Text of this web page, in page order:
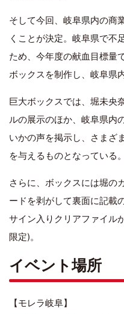
そして今回、岐阜県内の商
くことが決定。岐阜県で不
ため、今年度の献血目標量
ボックスを制作し、岐阜県
巨大ボックスでは、堀未央
ルの展示のほか、岐阜県内
いかの声を掲示し、さまざ
を与えるものとなっている。
さらに、ボックスには堀の
ードを剥がして裏面に記載
サイン入りクリアファイル
限定)。
イベント場所
【モレラ岐阜】